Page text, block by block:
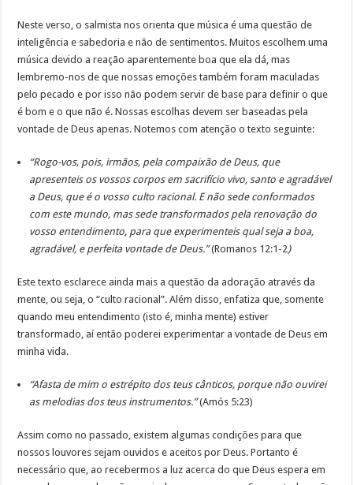
Neste verso, o salmista nos orienta que música é uma questão de
inteligência e sabedoria e não de sentimentos. Muitos escolhem uma
música devido a reação aparentemente boa que ela dá, mas
lembremo-nos de que nossas emoções também foram maculadas
pelo pecado e por isso não podem servir de base para definir o que
é bom e o que não é. Nossas escolhas devem ser baseadas pela
vontade de Deus apenas. Notemos com atenção o texto seguinte:
“Rogo-vos, pois, irmãos, pela compaixão de Deus, que
apresenteis os vossos corpos em sacrifício vivo, santo e agradável
a Deus, que é o vosso culto racional. E não sede conformados
com este mundo, mas sede transformados pela renovação do
vosso entendimento, para que experimenteis qual seja a boa,
agradável, e perfeita vontade de Deus.”(Romanos 12:1-2 )
Este texto esclarece ainda mais a questão da adoração através da
mente, ou seja, o “culto racional”. Além disso, enfatiza que, somente
quando meu entendimento (isto é, minha mente) estiver
transformado, aí então poderei experimentar a vontade de Deus em
minha vida.
“Afasta de mim o estrépito dos teus cânticos, porque não ouvirei
as melodias dos teus instrumentos.”(Amós 5:23)
Assim como no passado, existem algumas condições para que
nossos louvores sejam ouvidos e aceitos por Deus. Portanto é
necessário que, ao recebermos a luz acerca do que Deus espera em